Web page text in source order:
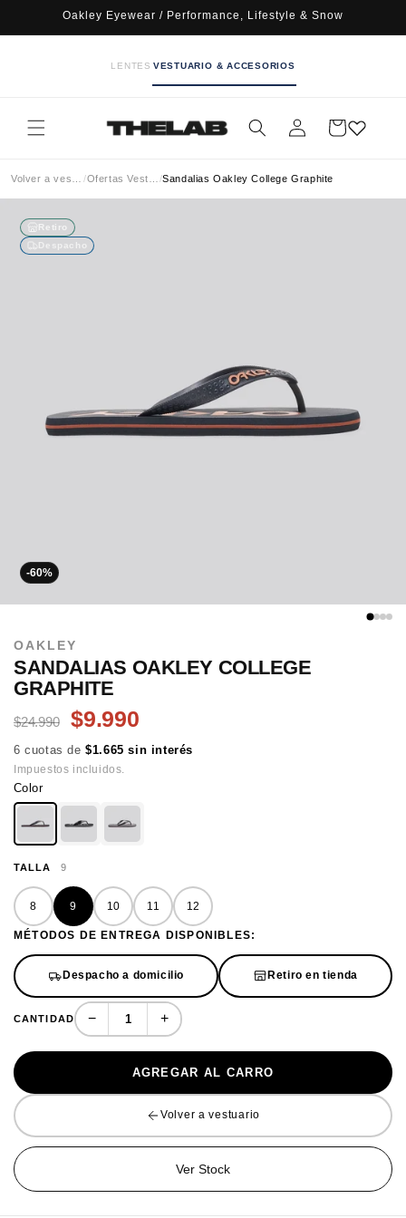
directamente
al contenido
Oakley Eyewear / Performance, Lifestyle & Snow
LENTES VESTUARIO & ACCESORIOS
Iniciar
sesión
Carrito
/ /Sandalias Oakley College Graphite
Retiro
Despacho
-60%
OAKLEY
SANDALIAS OAKLEY COLLEGE
GRAPHITE
$24.990 $9.990
6 cuotas de$1.665 sin interés
Impuestos incluidos.
Color
TALLA 9
8 9 10 11 12
MÉTODOS DE ENTREGA DISPONIBLES:
Despacho a domicilio Retiro en tienda
CANTIDAD − +
AGREGAR AL CARRO
Volver a vestuario
Ver Stock